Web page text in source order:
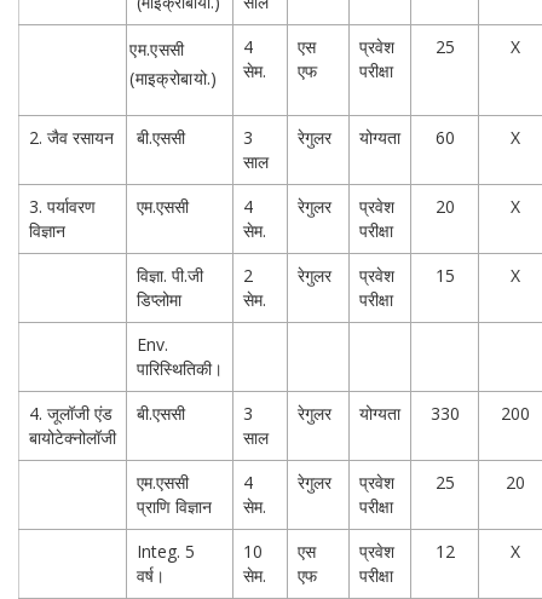
एम.एससी
(माइक्रोबायो.)
4
सेम.
एस
एफ
प्रवेश
परीक्षा
25 X
2. जैव रसायन बी.एससी
3
साल
रेगुलर योग्यता 60 X
3. पर्यावरण
विज्ञान
एम.एससी
4
सेम.
रेगुलर
प्रवेश
परीक्षा
20 X
विज्ञा. पी.जी
डिप्लोमा
2
सेम.
रेगुलर
प्रवेश
परीक्षा
15 X
Env.
पारिस्थितिकी।
4. जूलॉजी एंड
बायोटेक्नोलॉजी
बी.एससी
3
साल
रेगुलर योग्यता 330 200
एम.एससी
प्राणि विज्ञान
4
सेम.
रेगुलर
प्रवेश
परीक्षा
25 20
Integ. 5
वर्ष।
10
सेम.
एस
एफ
प्रवेश
परीक्षा
12 X